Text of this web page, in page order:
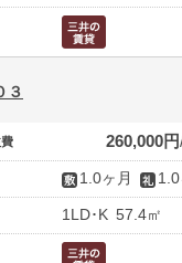
３
260,000円
1.0ヶ月 1.0
1LD･K 57.4㎡